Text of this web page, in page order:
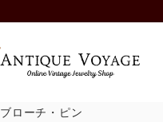
ブローチ・ピン